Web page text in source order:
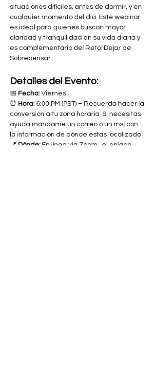
situaciones difíciles, antes de dormir, y en
cualquier momento del día. Este webinar
es ideal para quienes buscan mayor
claridad y tranquilidad en su vida diaria y
es complementario del Reto: Dejar de
Sobrepensar.
Detalles del Evento:
📅 Fecha: Viernes
⏰ Hora: 6:00 PM (PST) – Recuerda hacer la
conversión a tu zona horaria. Si necesitas
ayuda mándame un correo o un msj con
la información de dónde estas localizado
📍 Dónde: En línea vía Zoom , el enlace